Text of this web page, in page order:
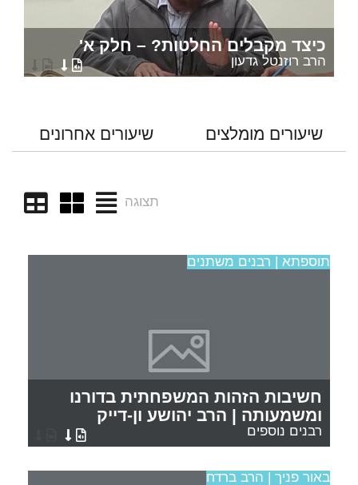
כיצד מקבלים החלטות? – חלק א'
הרב רוזנטל גדעון
שיעורים מומלצים שיעורים אחרונים
תצוגה
תוספתא | רבנים משתנים
חשיבות הזהות המשפחתית בדורנו
ומשמעותה | הרב יהושע ון-דייק
רבנים נוספים
באור פניך | הרב ברדח